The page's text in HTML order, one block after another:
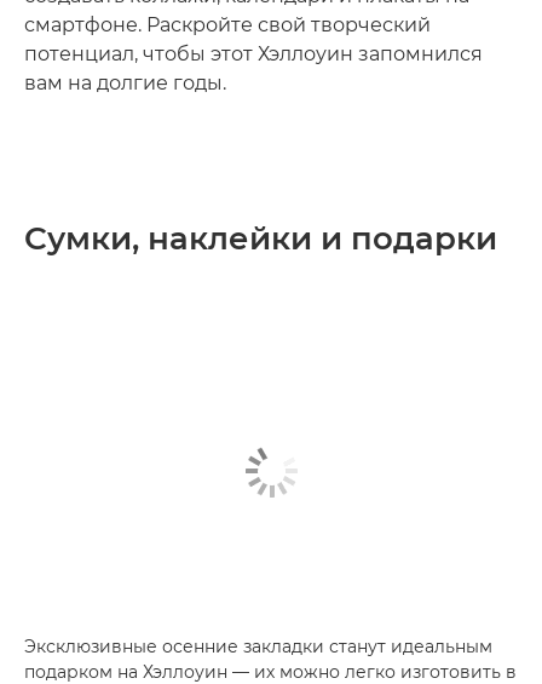
смартфоне. Раскройте свой творческий
потенциал, чтобы этот Хэллоуин запомнился
вам на долгие годы.
Сумки, наклейки и подарки
Эксклюзивные осенние закладки станут идеальным
подарком на Хэллоуин — их можно легко изготовить в